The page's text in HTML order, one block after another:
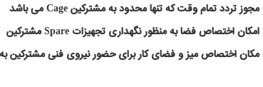
مجوز تردد تمام وقت که تنها محدود به مشترکین Cage می باشد
امکان اختصاص فضا به منظور نگهداری تجهیزات Spare مشترکین
مکان اختصاص میز و فضای کار برای حضور نیروی فنی مشترکین